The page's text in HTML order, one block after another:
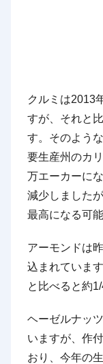
クルミは2013
すが、それと
す。そのよう
要生産州のカ
万エーカーに
減少しました
最高になる可
アーモンドは
込まれていま
と比べると約
ヘーゼルナッ
いますが、作
おり、今年の